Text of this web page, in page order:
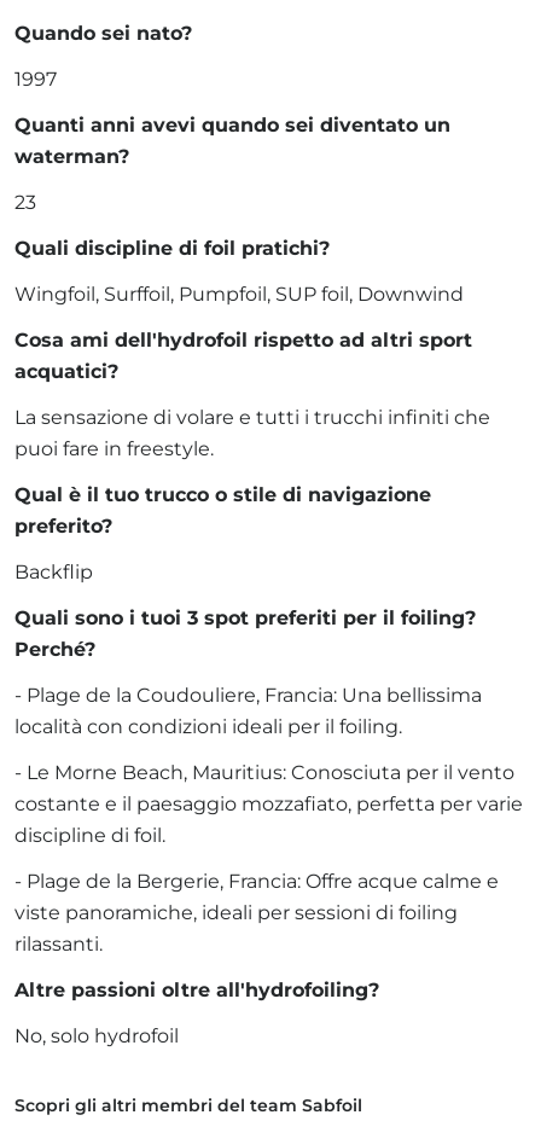
Quando sei nato?
1997
Quanti anni avevi quando sei diventato un
waterman?
23
Quali discipline di foil pratichi?
Wingfoil, Surffoil, Pumpfoil, SUP foil, Downwind
Cosa ami dell'hydrofoil rispetto ad altri sport
acquatici?
La sensazione di volare e tutti i trucchi infiniti che
puoi fare in freestyle.
Qual è il tuo trucco o stile di navigazione
preferito?
Backflip
Quali sono i tuoi 3 spot preferiti per il foiling?
Perché?
- Plage de la Coudouliere, Francia: Una bellissima
località con condizioni ideali per il foiling.
- Le Morne Beach, Mauritius: Conosciuta per il vento
costante e il paesaggio mozzafiato, perfetta per varie
discipline di foil.
- Plage de la Bergerie, Francia: Offre acque calme e
viste panoramiche, ideali per sessioni di foiling
rilassanti.
Altre passioni oltre all'hydrofoiling?
No, solo hydrofoil
Scopri gli altri membri del team Sabfoil